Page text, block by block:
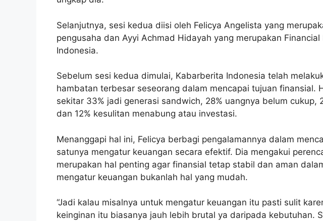
Selanjutnya, sesi kedua diisi oleh Felicya Angelista yang
pengusaha dan Ayyi Achmad Hidayah yang merupakan
Indonesia.
Sebelum sesi kedua dimulai, Kabarberita Indonesia telah
hambatan terbesar seseorang dalam mencapai tujuan finansial.
sekitar 33% jadi generasi sandwich, 28% uangnya belum cukup,
dan 12% kesulitan menabung atau investasi.
Menanggapi hal ini, Felicya berbagi pengalamannya dalam
satunya mengatur keuangan secara efektif. Dia mengakui
merupakan hal penting agar finansial tetap stabil dan aman
mengatur keuangan bukanlah hal yang mudah.
“Jadi kalau misalnya untuk mengatur keuangan itu pasti sulit
keinginan itu biasanya jauh lebih brutal ya daripada kebutuhan.